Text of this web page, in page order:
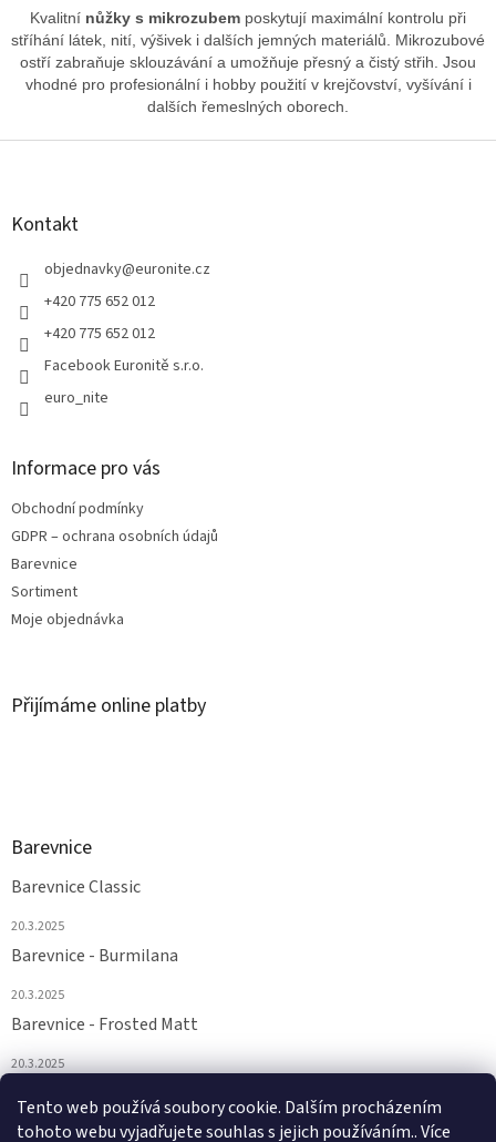
Tento web používá soubory cookie. Dalším procházením
tohoto webu vyjadřujete souhlas s jejich používáním.. Více
l
á
d
a
c
í
p
Kvalitní nůžky s mikrozubem poskytují maximální kontrolu při
stříhání látek, nití, výšivek i dalších jemných materiálů. Mikrozubové
ostří zabraňuje sklouzávání a umožňuje přesný a čistý střih. Jsou
vhodné pro profesionální i hobby použití v krejčovství, vyšívání i
dalších řemeslných oborech.
Z
Kontakt
objednavky@euronite.cz
+420 775 652 012
+420 775 652 012
Facebook Euronitě s.r.o.
euro_nite
Informace pro vás
Obchodní podmínky
GDPR – ochrana osobních údajů
Barevnice
Sortiment
Moje objednávka
Přijímáme online platby
Barevnice
Barevnice Classic
20.3.2025
Barevnice - Burmilana
20.3.2025
Barevnice - Frosted Matt
20.3.2025
20.3.2025